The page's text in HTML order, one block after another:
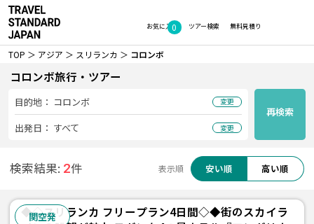
お気に入り
0 無料見積り
ツアー検索
TOP アジア スリランカ コロンボ
コロンボ旅行・ツアー
再検索
目的地： コロンボ 変更
出発日： すべて 変更
検索結果: 2件 表示順 安い順 高い順
関空発
◆◇スリランカ フリープラン4日間◇◆街のスカイラ